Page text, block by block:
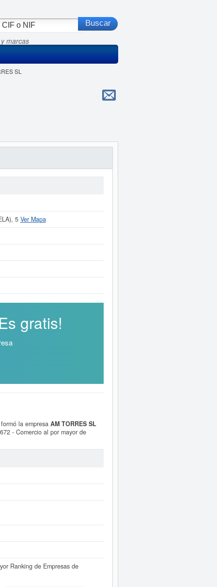
marcas
SL
5 Ver Mapa
gratis!
la empresa AM TORRES SL
- Comercio al por mayor de
La última visualización es del
españolas por volumen de
Ranking de Empresas de